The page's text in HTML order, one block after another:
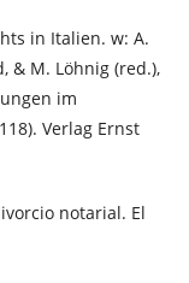
in Italien. w: A.
& M. Löhnig (red.),
im
Verlag Ernst
notarial. El